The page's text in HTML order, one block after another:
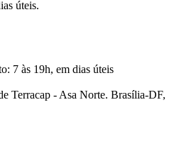
úteis.
7 às 19h, em dias úteis
Terracap - Asa Norte. Brasília-DF,